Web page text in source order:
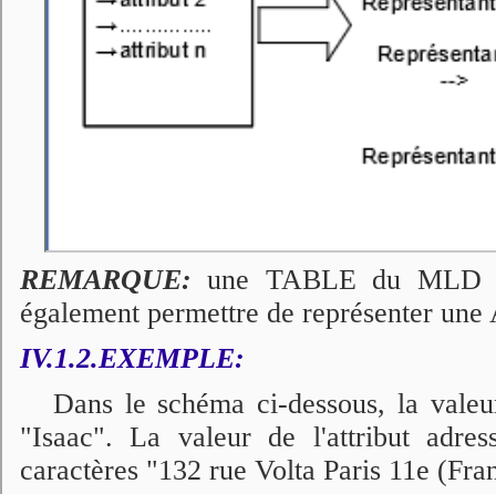
REMARQUE: une TABLE du MLD
également permettre de représenter
IV.1.2.EXEMPLE:
Dans le schéma ci-dessous, la
"Isaac". La valeur de l'attribut
caractères "132 rue Volta Paris 11e